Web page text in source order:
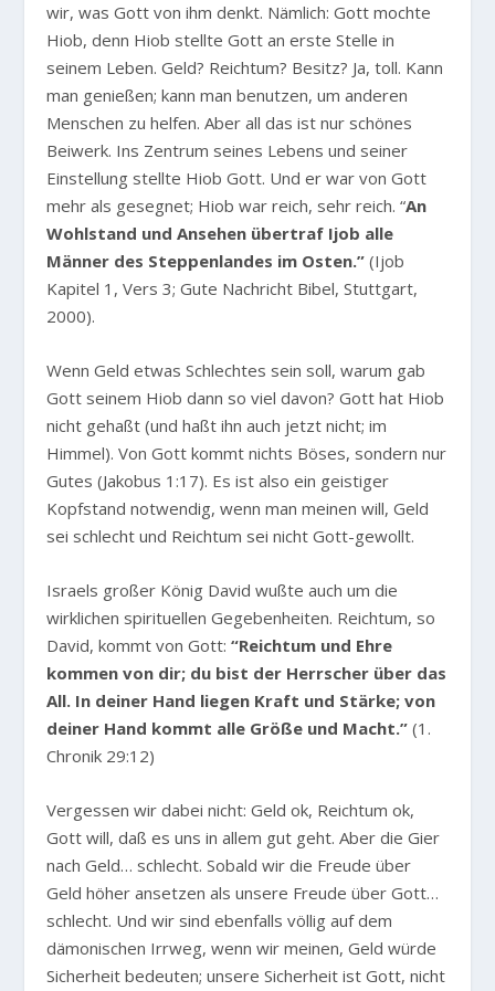
wir, was Gott von ihm denkt. Nämlich: Gott mochte
Hiob, denn Hiob stellte Gott an erste Stelle in
seinem Leben. Geld? Reichtum? Besitz? Ja, toll. Kann
man genießen; kann man benutzen, um anderen
Menschen zu helfen. Aber all das ist nur schönes
Beiwerk. Ins Zentrum seines Lebens und seiner
Einstellung stellte Hiob Gott. Und er war von Gott
mehr als gesegnet; Hiob war reich, sehr reich. “An
Wohlstand und Ansehen übertraf Ijob alle
Männer des Steppenlandes im Osten.” (Ijob
Kapitel 1, Vers 3; Gute Nachricht Bibel, Stuttgart,
2000).
Wenn Geld etwas Schlechtes sein soll, warum gab
Gott seinem Hiob dann so viel davon? Gott hat Hiob
nicht gehaßt (und haßt ihn auch jetzt nicht; im
Himmel). Von Gott kommt nichts Böses, sondern nur
Gutes (Jakobus 1:17). Es ist also ein geistiger
Kopfstand notwendig, wenn man meinen will, Geld
sei schlecht und Reichtum sei nicht Gott-gewollt.
Israels großer König David wußte auch um die
wirklichen spirituellen Gegebenheiten. Reichtum, so
David, kommt von Gott:“Reichtum und Ehre
kommen von dir; du bist der Herrscher über das
All. In deiner Hand liegen Kraft und Stärke; von
deiner Hand kommt alle Größe und Macht.” (1.
Chronik 29:12)
Vergessen wir dabei nicht: Geld ok, Reichtum ok,
Gott will, daß es uns in allem gut geht. Aber die Gier
nach Geld… schlecht. Sobald wir die Freude über
Geld höher ansetzen als unsere Freude über Gott…
schlecht. Und wir sind ebenfalls völlig auf dem
dämonischen Irrweg, wenn wir meinen, Geld würde
Sicherheit bedeuten; unsere Sicherheit ist Gott, nicht